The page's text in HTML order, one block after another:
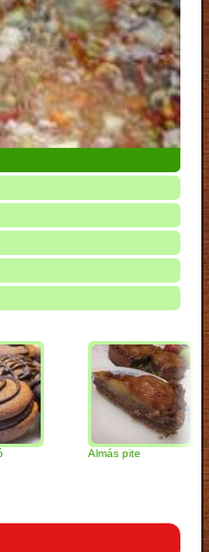
Almás pite